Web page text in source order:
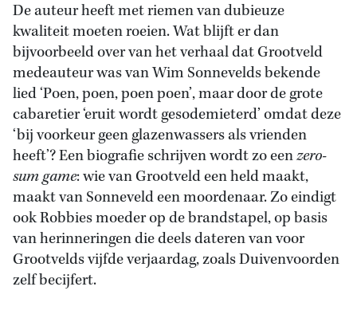
De auteur heeft met riemen van dubieuze
kwaliteit moeten roeien. Wat blijft er dan
bijvoorbeeld over van het verhaal dat Grootveld
medeauteur was van Wim Sonnevelds bekende
lied ‘Poen, poen, poen poen’, maar door de grote
cabaretier ‘eruit wordt gesodemieterd’ omdat deze
‘bij voorkeur geen glazenwassers als vrienden
heeft’? Een biografie schrijven wordt zo eenzero-
sum game: wie van Grootveld een held maakt,
maakt van Sonneveld een moordenaar. Zo eindigt
ook Robbies moeder op de brandstapel, op basis
van herinneringen die deels dateren van voor
Grootvelds vijfde verjaardag, zoals Duivenvoorden
zelf becijfert.